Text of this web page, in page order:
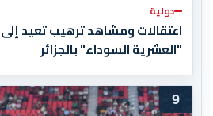
دولية
اعتقالات ومشاهد ترهيب تعيد
"العشرية السوداء" بالجزائر
9